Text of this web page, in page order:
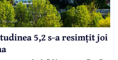
5,2 s-a resimțit joi